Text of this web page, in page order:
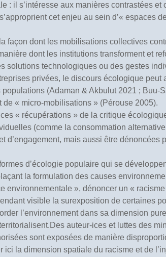
: il s’intéresse aux manières contrastées
cet enjeu au sein d’« espaces
façon dont les mobilisations collectives
dont les institutions transforment et
solutions technologiques ou des gestes
privées, le discours écologique peut
(Adaman & Akbulut 2021 ; Buu-
« micro-mobilisations » (Pérouse 2005).
« récupérations » de la critique
(comme la consommation
mais aussi être dénoncées
d’écologie populaire qui se
la formulation des causes
environnementale », dénoncer un «
visible la surexposition de certaines
l’environnementdans sa dimension
auteur-ices et luttes des
sont exposées de manière
ici la dimension spatiale du racisme et de